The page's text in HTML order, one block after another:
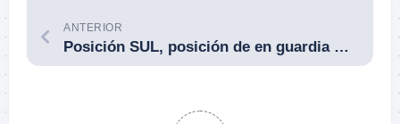
ANTERIOR
Posición SUL, posición de en guardia con pistola para CQB. Por Max F. Joseph. Revista SWAT Diciembre 2000.